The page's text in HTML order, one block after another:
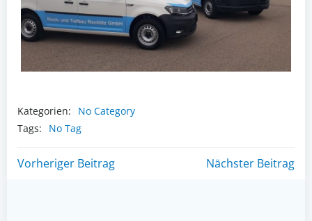
Kategorien:
No Category
Tags:
No Tag
Post
Vorheriger Beitrag
PostNächster Beitrag